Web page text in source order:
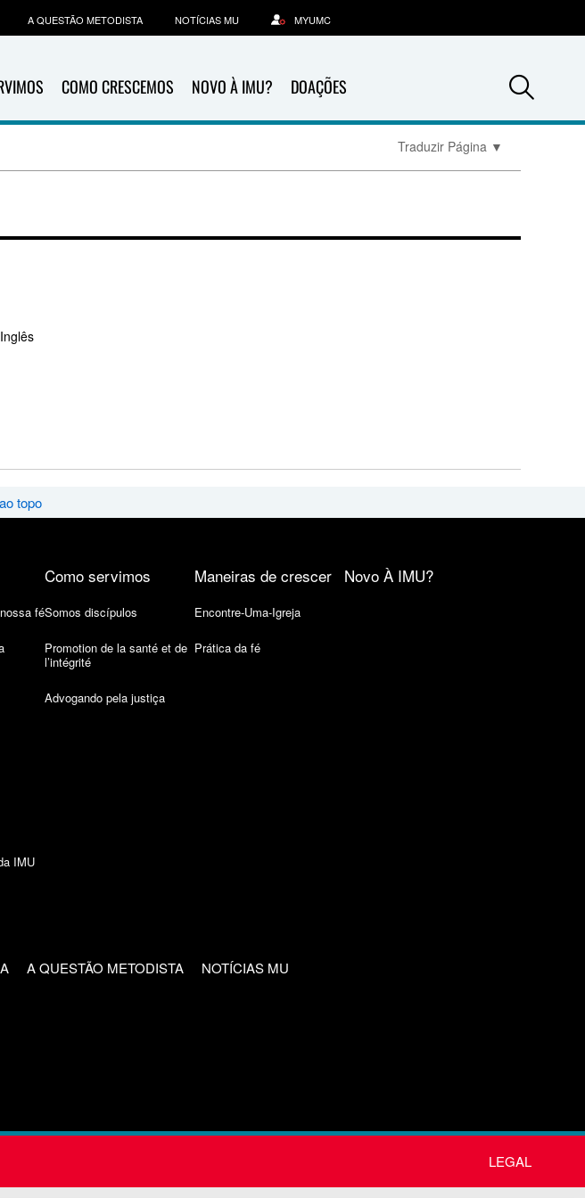
COMO CRESCEMOS NOVO À IMU? DOAÇÕES
A QUESTÃO METODISTA NOTÍCIAS MU MYUMC
Traduzir Página ▼
Inglês
topo
fé
IMU
Como servimos
Somos discípulos
Promotion de la santé et de
l’intégrité
Advogando pela justiça
Maneiras de crescer
Encontre-Uma-Igreja
Prática da fé
Novo À IMU?
A QUESTÃO METODISTA NOTÍCIAS MU
LEGAL